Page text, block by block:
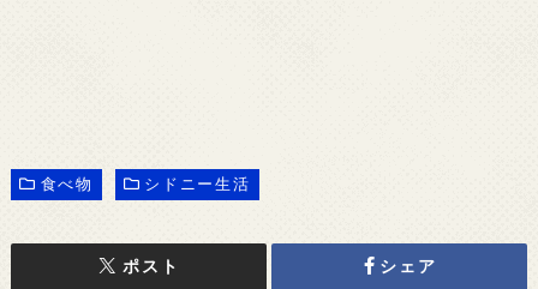
食べ物 シドニー生活
ポスト シェア